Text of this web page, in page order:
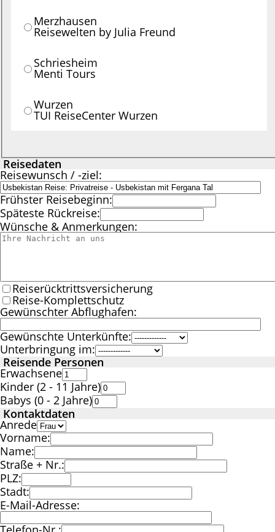
Merzhausen
Reisewelten by Julia Freund
Schriesheim
Menti Tours
Wurzen
TUI ReiseCenter Wurzen
Reisedaten
Reisewunsch / -ziel:
Frühster Reisebeginn:
Späteste Rückreise:
Wünsche & Anmerkungen:
Reiserücktrittsversicherung
Reise-Komplettschutz
Gewünschter Abflughafen:
Gewünschte Unterkünfte:
Unterbringung im:
Reisende Personen
Erwachsene
Kinder (2 - 11 Jahre)
Babys (0 - 2 Jahre)
Kontaktdaten
Anrede
Vorname:
Name:
Straße + Nr.:
PLZ:
Stadt:
E-Mail-Adresse: